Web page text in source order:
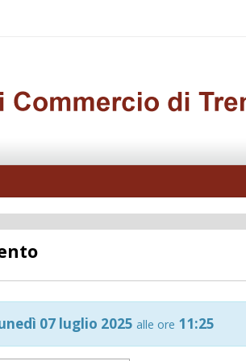
07 luglio 2025alle ore 11:25